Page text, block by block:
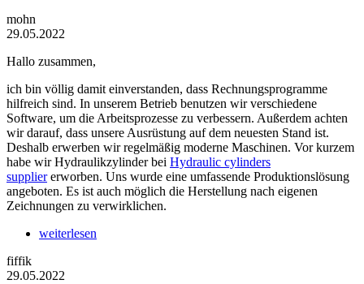
mohn
29.05.2022
Hallo zusammen,
ich bin völlig damit einverstanden, dass Rechnungsprogramme
hilfreich sind. In unserem Betrieb benutzen wir verschiedene
Software, um die Arbeitsprozesse zu verbessern. Außerdem achten
wir darauf, dass unsere Ausrüstung auf dem neuesten Stand ist.
Deshalb erwerben wir regelmäßig moderne Maschinen. Vor kurzem
habe wir Hydraulikzylinder bei Hydraulic cylinders
suppliererworben. Uns wurde eine umfassende Produktionslösung
angeboten. Es ist auch möglich die Herstellung nach eigenen
Zeichnungen zu verwirklichen.
weiterlesen
fiffik
29.05.2022